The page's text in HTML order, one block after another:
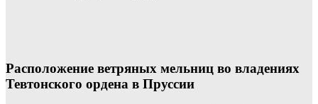
Расположение ветряных мельниц во владениях
Тевтонского ордена в Пруссии